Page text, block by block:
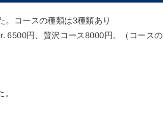
。コースの種類は3種類あり
6500円、贅沢コース8000円。（コースの